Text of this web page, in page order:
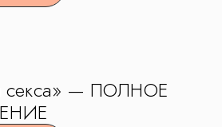
секса» — ПОЛНОЕ